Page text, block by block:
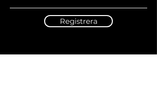
Registrera